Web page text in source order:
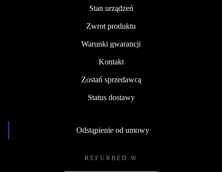
Stan urządzeń
Zwrot produktu
Warunki gwarancji
Kontakt
Zostań sprzedawcą
Status dostawy
Odstąpienie od umowy
REFURBED W